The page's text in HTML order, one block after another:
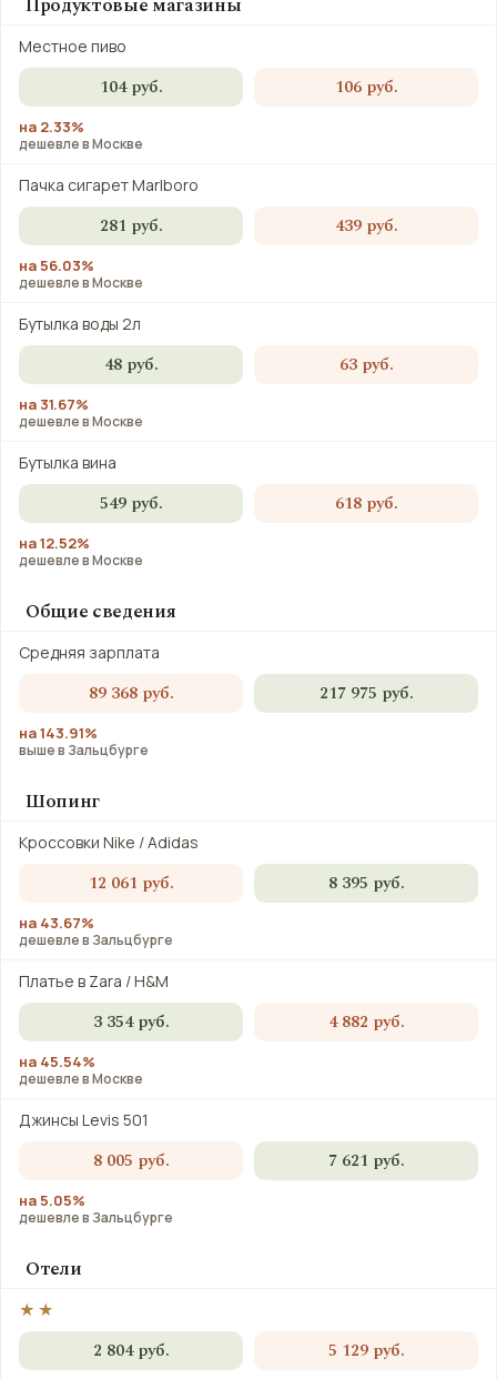
Местное пиво
104 руб. 106 руб.
на 2.33%
дешевле в Москве
Пачка сигарет Marlboro
281 руб. 439 руб.
на 56.03%
дешевле в Москве
Бутылка воды 2л
48 руб. 63 руб.
на 31.67%
дешевле в Москве
Бутылка вина
549 руб. 618 руб.
на 12.52%
дешевле в Москве
Общие сведения
Средняя зарплата
89 368 руб. 217 975 руб.
на 143.91%
выше в Зальцбурге
Шопинг
Кроссовки Nike / Adidas
12 061 руб. 8 395 руб.
на 43.67%
дешевле в Зальцбурге
Платье в Zara / H&M
3 354 руб. 4 882 руб.
на 45.54%
дешевле в Москве
Джинсы Levis 501
8 005 руб. 7 621 руб.
на 5.05%
дешевле в Зальцбурге
Отели
★★
2 804 руб. 5 129 руб.